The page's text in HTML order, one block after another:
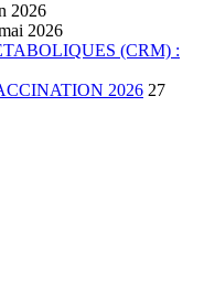
2026
2026
(CRM) :
2026 27